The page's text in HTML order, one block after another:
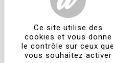
le moment présent,
concentre davantage sur
d'autres concepts.
Consultez un psy
L'équipe de psychologues
Ce site utilise des
cookies et vous donne
le contrôle sur ceux que
vous souhaitez activer